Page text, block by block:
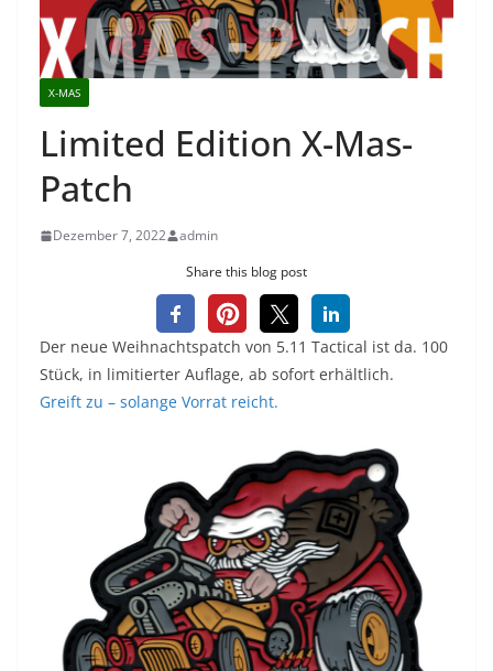
X-MAS
Limited Edition X-Mas-
Patch
Dezember 7, 2022
admin
Share this blog post
Der neue Weihnachtspatch von 5.11 Tactical ist da. 100
Stück, in limitierter Auflage, ab sofort erhältlich.
Greift zu – solange Vorrat reicht.